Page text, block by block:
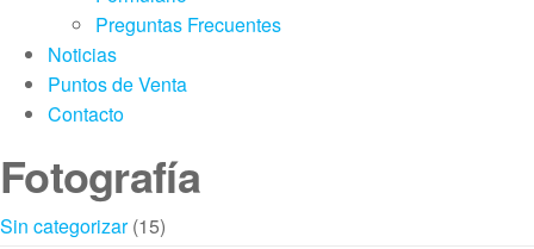
Preguntas Frecuentes
Noticias
Puntos de Venta
Contacto
Fotografía
Sin categorizar 1515